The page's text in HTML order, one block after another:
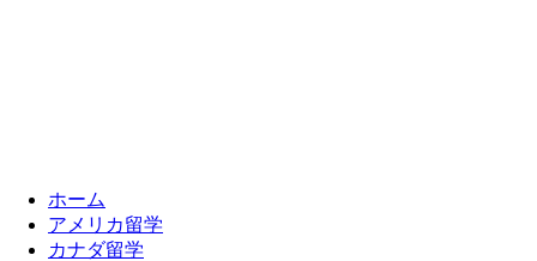
ホーム
アメリカ留学
カナダ留学